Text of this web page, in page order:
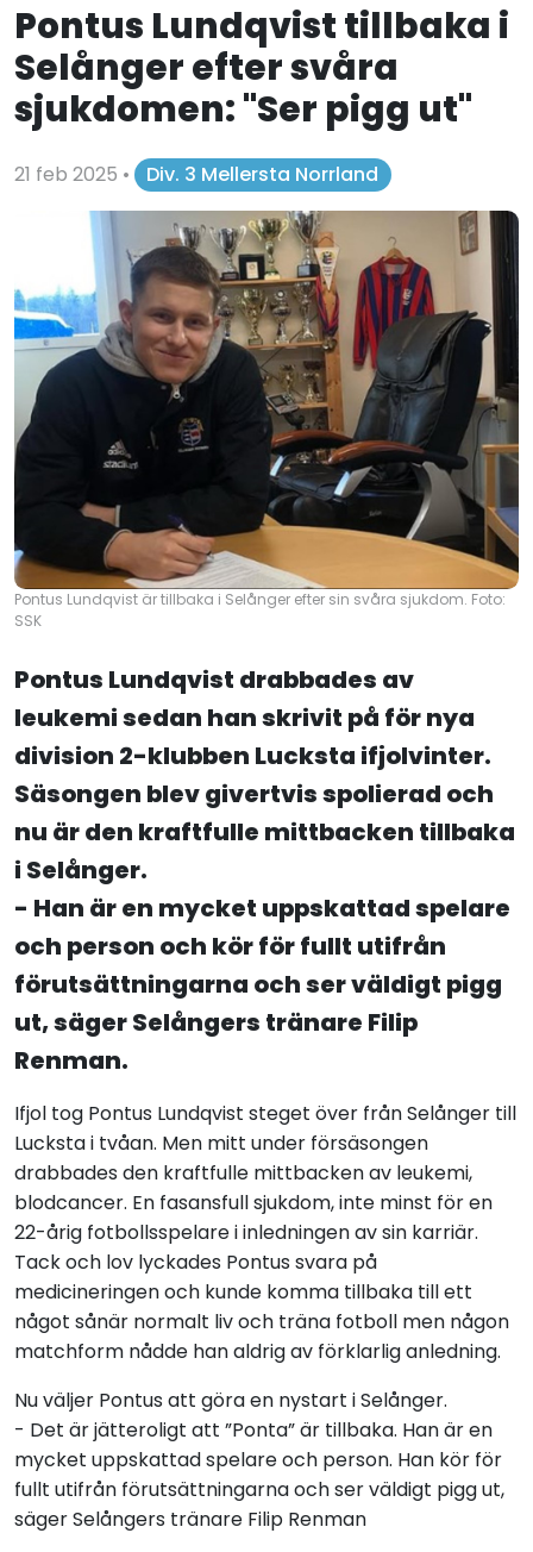
Pontus Lundqvist tillbaka i
Selånger efter svåra
sjukdomen: "Ser pigg ut"
21 feb 2025 • Div. 3 Mellersta Norrland
Pontus Lundqvist är tillbaka i Selånger efter sin svåra sjukdom. Foto:
SSK
Pontus Lundqvist drabbades av
leukemi sedan han skrivit på för nya
division 2-klubben Lucksta ifjolvinter.
Säsongen blev givertvis spolierad och
nu är den kraftfulle mittbacken tillbaka
i Selånger.
- Han är en mycket uppskattad spelare
och person och kör för fullt utifrån
förutsättningarna och ser väldigt pigg
ut, säger Selångers tränare Filip
Renman.
Ifjol tog Pontus Lundqvist steget över från Selånger till
Lucksta i tvåan. Men mitt under försäsongen
drabbades den kraftfulle mittbacken av leukemi,
blodcancer. En fasansfull sjukdom, inte minst för en
22-årig fotbollsspelare i inledningen av sin karriär.
Tack och lov lyckades Pontus svara på
medicineringen och kunde komma tillbaka till ett
något sånär normalt liv och träna fotboll men någon
matchform nådde han aldrig av förklarlig anledning.
Nu väljer Pontus att göra en nystart i Selånger.
- Det är jätteroligt att ”Ponta” är tillbaka. Han är en
mycket uppskattad spelare och person. Han kör för
fullt utifrån förutsättningarna och ser väldigt pigg ut,
säger Selångers tränare Filip Renman